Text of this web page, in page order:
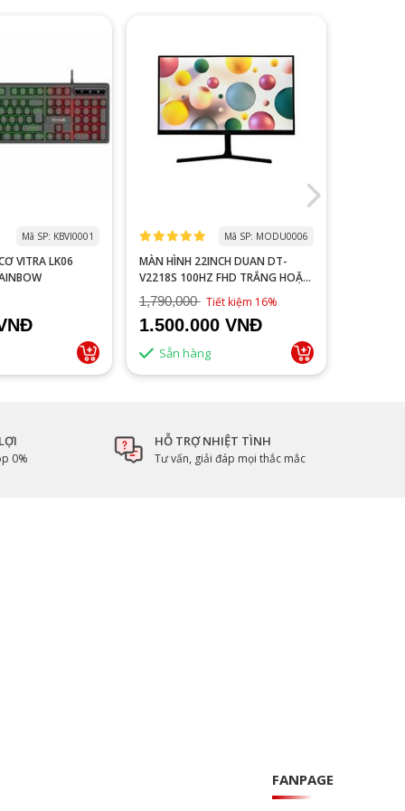
Mã SP: KBVI0001 Mã SP: MODU0006
MÀN HÌNH 22INCH DUAN DT-
V2218S 100HZ FHD TRẮNG HOẶC
ĐEN
1,790,000 Tiết kiệm 16%
1.500.000 VNĐ
Sẵn hàng
0%
HỖ TRỢ NHIỆT TÌNH
Tư vấn, giải đáp mọi thắc mắc
FANPAGE